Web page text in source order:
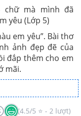
mà mình đã
yêu (Lớp 5)
em yêu”. Bài thơ
ảnh đẹp đẽ của
đắp thêm cho em
mãi.
(4.5/5 ⭐ - 2 lượt)